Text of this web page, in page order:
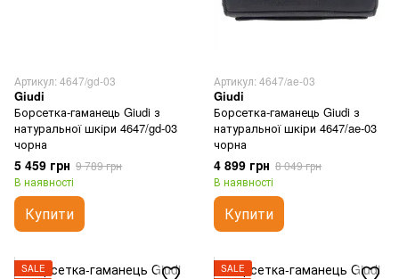
Артикул: 4647/gd-03
Giudi
Борсетка-гаманець Giudi з
натуральної шкіри 4647/gd-03
чорна
5 459 грн 9 789 грн
В наявності
Купити
Артикул: 4647/ae-03
Giudi
Борсетка-гаманець Giudi з
натуральної шкіри 4647/ae-03
чорна
4 899 грн 8 049 грн
В наявності
Купити
SALE
SALE